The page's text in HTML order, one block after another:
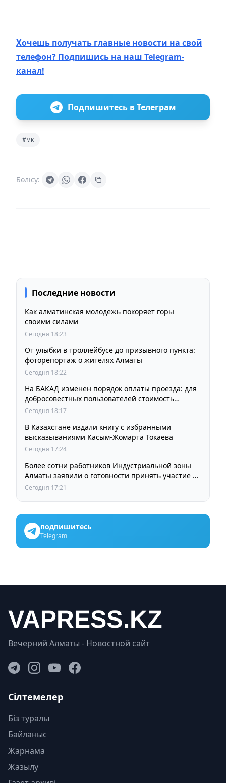
Хочешь получать главные новости на свой
телефон? Подпишись на наш Telegram-
канал!
Подпишитесь в Телеграм
#мк
Бөлісу:
Последние новости
Как алматинская молодежь покоряет горы
своими силами
Сегодня 18:23
От улыбки в троллейбусе до призывного пункта:
фоторепортаж о жителях Алматы
Сегодня 18:22
На БАКАД изменен порядок оплаты проезда: для
добросовестных пользователей стоимость
остается прежней
Сегодня 18:17
В Казахстане издали книгу с избранными
высказываниями Касым-Жомарта Токаева
Сегодня 17:24
Более сотни работников Индустриальной зоны
Алматы заявили о готовности принять участие в
выборах членов Курылтая
Сегодня 17:21
подпишитесь
Telegram
Вечерний Алматы - Новостной сайт
Сілтемелер
Біз туралы
Байланыс
Жарнама
Жазылу